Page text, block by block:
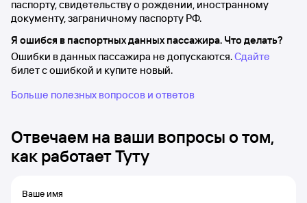
паспорту, свидетельству о рождении, иностранному
документу, заграничному паспорту РФ.
Я ошибся в паспортных данных пассажира. Что делать?
Ошибки в данных пассажира не допускаются.Сдайте
билет с ошибкой и купите новый.
Больше полезных вопросов и ответов
Отвечаем на ваши вопросы о том,
как работает Туту
Ваше имя